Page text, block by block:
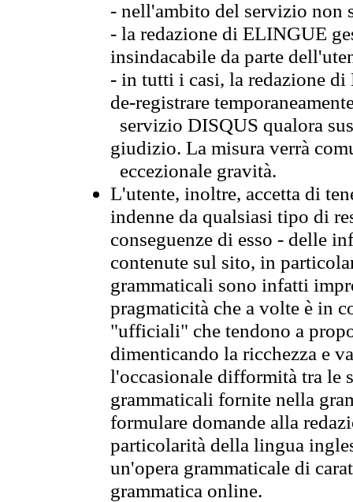
- nell'ambito del servizio
- la redazione di ELINGUE
insindacabile da parte
- in tutti i casi, la redazione
de-registrare
servizio DISQUS qualora
giudizio. La misura verrà
eccezionale gravità.
L'utente, inoltre, accetta di
indenne da qualsiasi tipo di
conseguenze di esso - delle
contenute sul sito, in
grammaticali sono infatti
pragmaticità che a volte è in
"ufficiali" che tendono a
dimenticando la ricchezza e
l'occasionale difformità tra le
grammaticali fornite nella
formulare domande alla
particolarità della lingua
un'opera grammaticale di
grammatica online.